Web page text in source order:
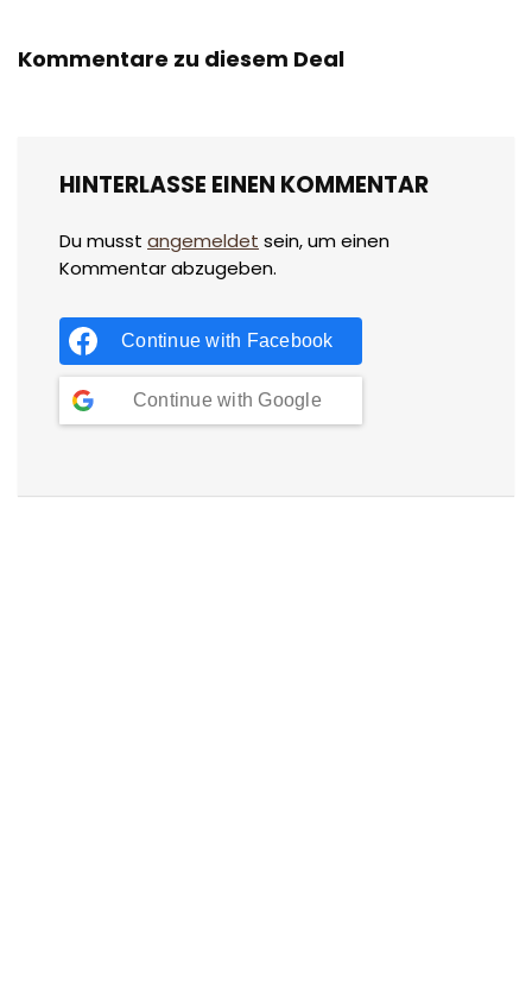
Kommentare zu diesem Deal
HINTERLASSE EINEN KOMMENTAR
Du musst angemeldet sein, um einen
Kommentar abzugeben.
Continue with Facebook
Continue with Google